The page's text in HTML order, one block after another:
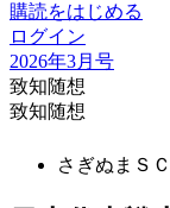
購読をはじめる
ログイン
2026年3月号
致知随想
致知随想
さぎぬまＳ